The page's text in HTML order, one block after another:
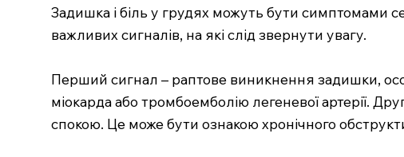
Задишка і біль у грудях можуть бути симптомами
важливих сигналів, на які слід звернути увагу.
Перший сигнал – раптове виникнення задишки,
міокарда або тромбоемболію легеневої артерії.
спокою. Це може бути ознакою хронічного